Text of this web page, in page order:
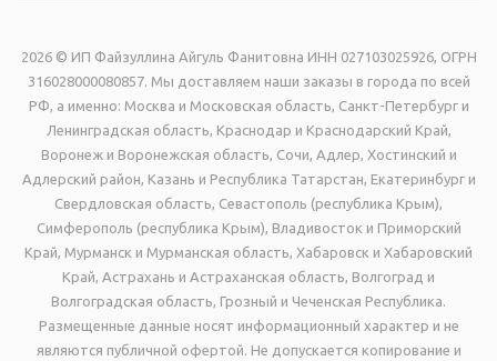
2026 © ИП Файзуллина Айгуль Фанитовна ИНН 027103025926, ОГРН
316028000080857. Мы доставляем наши заказы в города по всей
РФ, а именно: Москва и Московская область, Санкт-Петербург и
Ленинградская область, Краснодар и Краснодарский Край,
Воронеж и Воронежская область, Сочи, Адлер, Хостинский и
Адлерский район, Казань и Республика Татарстан, Екатеринбург и
Свердловская область, Севастополь (республика Крым),
Симферополь (республика Крым), Владивосток и Приморский
Край, Мурманск и Мурманская область, Хабаровск и Хабаровский
Край, Астрахань и Астраханская область, Волгоград и
Волгоградская область, Грозный и Чеченская Республика.
Размещенные данные носят информационный характер и не
являются публичной офертой. Не допускается копирование и